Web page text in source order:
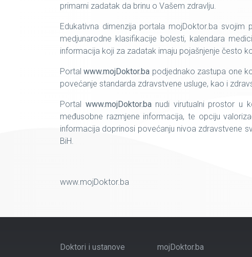
primarni zadatak da brinu o Vašem zdravlju.
Edukativna dimenzija portala mojDoktor.ba
medjunarodne klasifikacije bolesti, kalendara
informacija koji za zadatak imaju pojašnjenje često
Portalwww.mojDoktor.ba podjednako zastupa one
povećanje standarda zdravstvene usluge, kao i
Portal www.mojDoktor.banudi virutualni prostor u
međusobne razmjene informacija, te opciju
informacija doprinosi povećanju nivoa zdravstvene
BiH.
www.mojDoktor.ba
Doktori i ustanove mojDoktor.ba